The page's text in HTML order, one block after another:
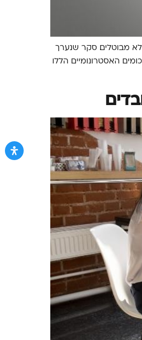
מבוטלים. סקר שנערך
₪ ומעלה עבור עסקים בינוניים. הסכומים האסטרונומיים הללו